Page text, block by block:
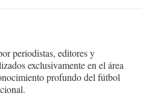
periodistas, editores y
exclusivamente en el área
profundo del fútbol